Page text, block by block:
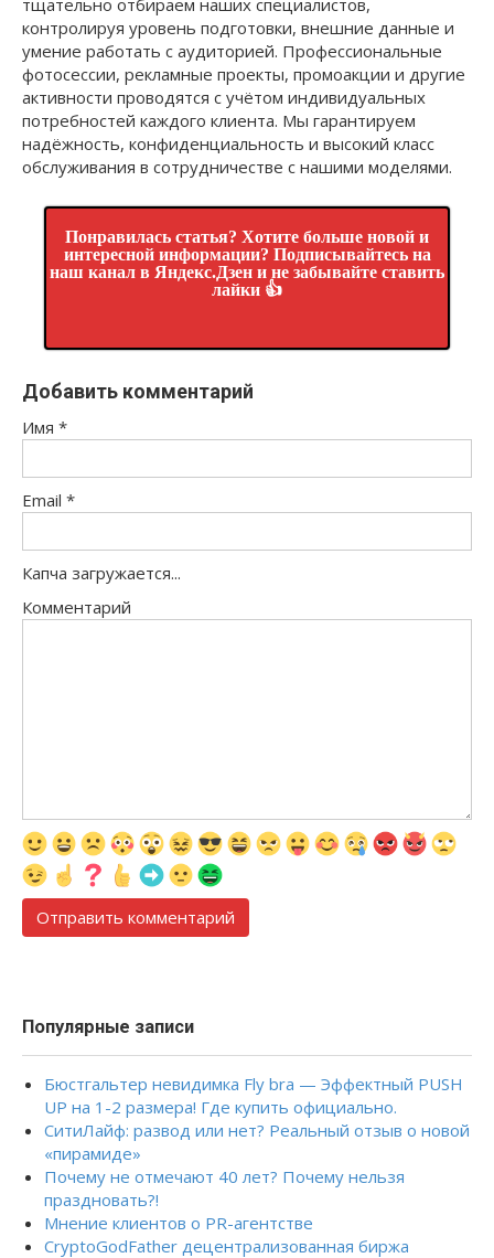
тщательно отбираем наших специалистов,
контролируя уровень подготовки, внешние данные и
умение работать с аудиторией. Профессиональные
фотосессии, рекламные проекты, промоакции и другие
активности проводятся с учётом индивидуальных
потребностей каждого клиента. Мы гарантируем
надёжность, конфиденциальность и высокий класс
обслуживания в сотрудничестве с нашими моделями.
Понравилась статья? Хотите больше новой и
интересной информации? Подписывайтесь на
наш канал в Яндекс.Дзен и не забывайте ставить
лайки 👍
Добавить комментарий
Имя *
Email *
Капча загружается...
Комментарий
Популярные записи
Бюстгальтер невидимка Fly bra — Эффектный PUSH
UP на 1-2 размера! Где купить официально.
СитиЛайф: развод или нет? Реальный отзыв о новой
«пирамиде»
Почему не отмечают 40 лет? Почему нельзя
праздновать?!
Мнение клиентов о PR-агентстве
CryptoGodFather децентрализованная биржа